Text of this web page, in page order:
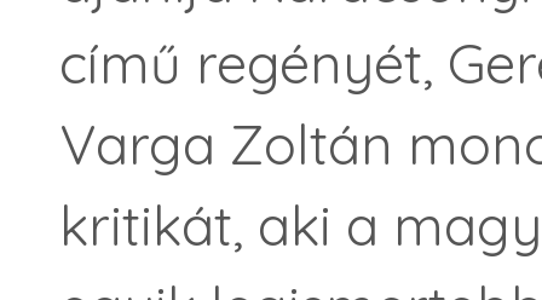
című regényét,
Varga Zoltán
kritikát, aki a